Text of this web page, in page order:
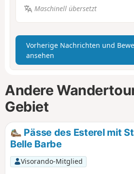
Maschinell übersetzt
Vorherige Nachrichten und
ansehen
Andere
Gebiet
Pässe des Esterel mit
Belle Barbe
Visorando-Mitglied